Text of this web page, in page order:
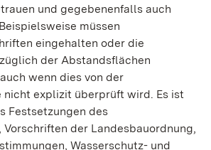
und gegebenenfalls auch
müssen
eingehalten oder die
der Abstandsflächen
wenn dies von der
nicht explizit überprüft wird. Es ist
Festsetzungen des
Vorschriften der Landesbauordnung,
Wasserschutz- und